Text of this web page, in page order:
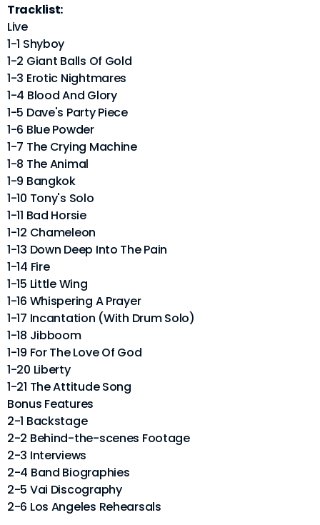
Tracklist:
Live
1-1 Shyboy
1-2 Giant Balls Of Gold
1-3 Erotic Nightmares
1-4 Blood And Glory
1-5 Dave's Party Piece
1-6 Blue Powder
1-7 The Crying Machine
1-8 The Animal
1-9 Bangkok
1-10 Tony's Solo
1-11 Bad Horsie
1-12 Chameleon
1-13 Down Deep Into The Pain
1-14 Fire
1-15 Little Wing
1-16 Whispering A Prayer
1-17 Incantation (With Drum Solo)
1-18 Jibboom
1-19 For The Love Of God
1-20 Liberty
1-21 The Attitude Song
Bonus Features
2-1 Backstage
2-2 Behind-the-scenes Footage
2-3 Interviews
2-4 Band Biographies
2-5 Vai Discography
2-6 Los Angeles Rehearsals